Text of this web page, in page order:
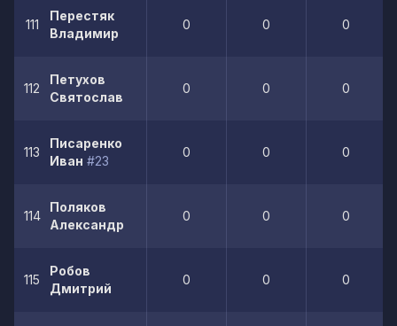
111
Перестяк
Владимир
0 0 0
112
Петухов
Святослав
0 0 0
113
Писаренко
Иван #23
0 0 0
114
Поляков
Александр
0 0 0
115
Робов
Дмитрий
0 0 0